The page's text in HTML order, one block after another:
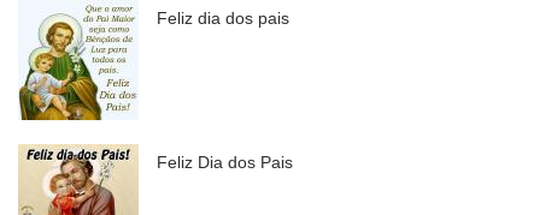
Feliz dia dos pais
Feliz Dia dos Pais